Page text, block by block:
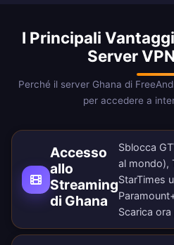
I Principali
Server
Perché il server Ghana di
per accedere a
Accesso
allo
Streaming
di Ghana
Sblocca
al mondo),
StarTimes
Scarica ora